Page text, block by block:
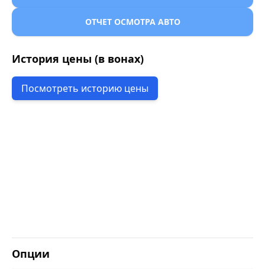
ОТЧЕТ ОСМОТРА АВТО
История цены (в вонах)
Посмотреть историю цены
Опции